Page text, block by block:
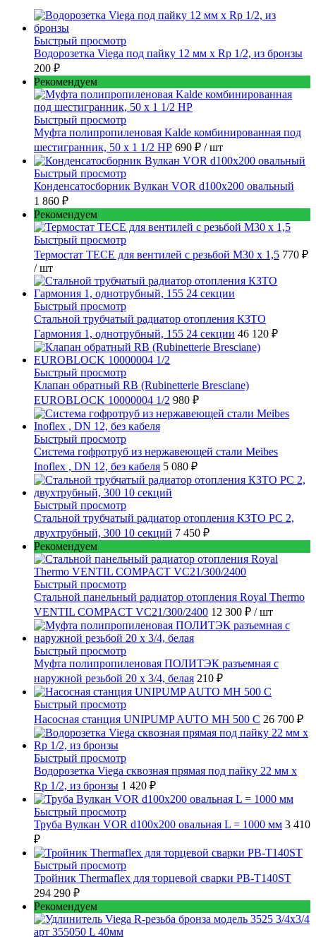
Быстрый просмотр
Водорозетка Viega под пайку 12 мм х Rp 1/2, из бронзы
200 ₽
Рекомендуем
Быстрый просмотр
Муфта полипропиленовая Kalde комбинированная под
шестигранник, 50 x 1 1/2 НР 690 ₽ / шт
Быстрый просмотр
Конденсатосборник Вулкан VOR d100x200 овальный
1 860 ₽
Рекомендуем
Быстрый просмотр
Термостат TECE для вентилей с резьбой М30 х 1,5 770 ₽
/ шт
Быстрый просмотр
Стальной трубчатый радиатор отопления КЗТО
Гармония 1, однотрубный, 155 24 секции 46 120 ₽
Быстрый просмотр
Клапан обратный RB (Rubinetterie Bresciane)
EUROBLOCK 10000004 1/2 980 ₽
Быстрый просмотр
Cистема гофротруб из нержавеющей стали Meibes
Inoflex , DN 12, без кабеля 5 080 ₽
Быстрый просмотр
Стальной трубчатый радиатор отопления КЗТО РС 2,
двухтрубный, 300 10 секций 7 450 ₽
Рекомендуем
Быстрый просмотр
Стальной панельный радиатор отопления Royal Thermo
VENTIL COMPACT VC21/300/2400 12 300 ₽ / шт
Быстрый просмотр
Муфта полипропиленовая ПОЛИТЭК разъемная с
наружной резьбой 20 x 3/4, белая 210 ₽
Быстрый просмотр
Насосная станция UNIPUMP AUTO MH 500 С 26 700 ₽
Быстрый просмотр
Водорозетка Viega сквозная прямая под пайку 22 мм х
Rp 1/2, из бронзы 1 420 ₽
Быстрый просмотр
Труба Вулкан VOR d100x200 овальная L = 1000 мм 3 410
₽
Быстрый просмотр
Тройник Thermaflex для торцевой сварки PB-T140ST
294 290 ₽
Рекомендуем